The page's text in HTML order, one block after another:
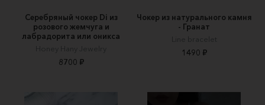
Серебряный чокер Di из
розового жемчуга и
лабрадорита или оникса
Honey Hany Jewelry
8700 ₽
Чокер из натурального камня
- Гранат
Line bracelet
1490 ₽